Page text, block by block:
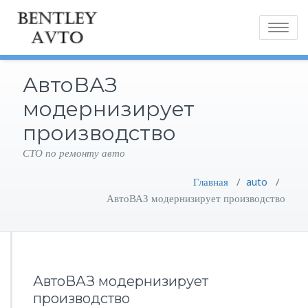
Toggle
АвтоВАЗ
модернизирует
производство
СТО по ремонту авто
Главная / auto /
АвтоВАЗ модернизирует производство
АвтоВАЗ модернизирует
производство